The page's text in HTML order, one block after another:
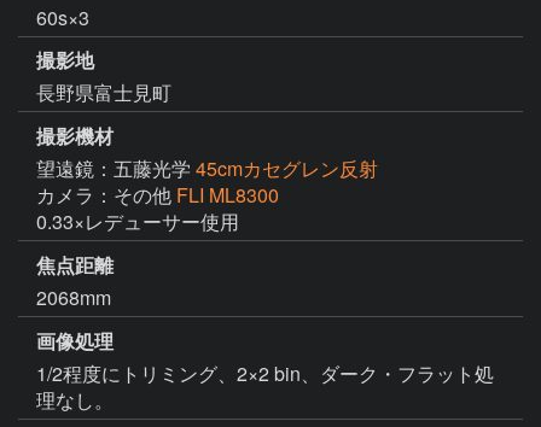
60s×3
撮影地
長野県富士見町
撮影機材
望遠鏡：五藤光学 45cmカセグレン反射
カメラ：その他 FLI ML8300
0.33×レデューサー使用
焦点距離
2068mm
画像処理
1/2程度にトリミング、2×2 bin、ダーク・フラット処
理なし。